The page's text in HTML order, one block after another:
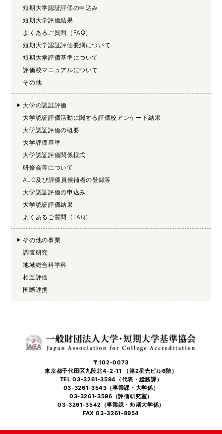
短期大学認証評価の申込み
短期大学評価結果
よくあるご質問（FAQ）
短期大学認証評価要綱について
短期大学評価基準について
評価校マニュアルについて
その他
大学の認証評価
大学認証評価活動に関する評価校アンケート結果
大学認証評価の概要
大学評価基準
大学認証評価関係様式
研修会等について
ALO及び評価員候補者の登録等
大学認証評価の申込み
大学認証評価結果
よくあるご質問（FAQ）
その他の事業
調査研究
地域総合科学科
相互評価
国際連携
〒102-0073
東京都千代田区九段北4-2-11 （第2星光ビル6階）
TEL 03-3261-3594（代表・総務課）
03-3261-3543（事業課・大学係）
03-3261-3596（評価研究室）
03-3261-3542（事業課・短期大学係）
FAX 03-3261-8954